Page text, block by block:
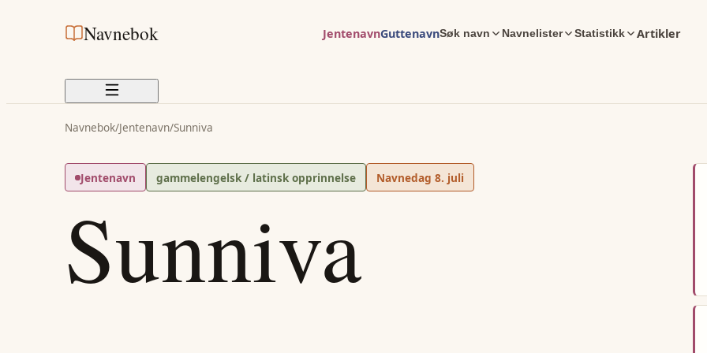
Navnebok JentenavnGuttenavnSøk navn Navnelister Statistikk Artikler
Navnebok/Jentenavn/Sunniva
Jentenavn gammelengelsk / latinsk opprinnelse Navnedag 8. juli
Sunniva